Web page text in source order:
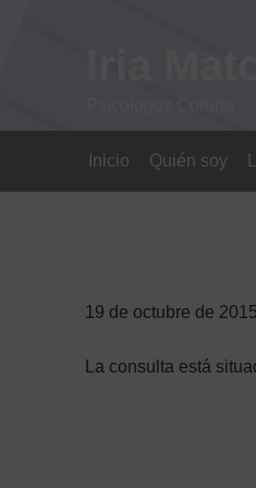
Inicio Quién soy
19 de octubre de 2015
La consulta está